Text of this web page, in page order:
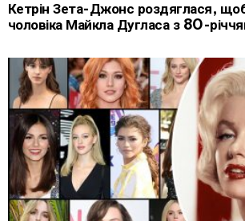
Кетрін Зета-Джонс роздяглася,
чоловіка Майкла Дугласа з 80-